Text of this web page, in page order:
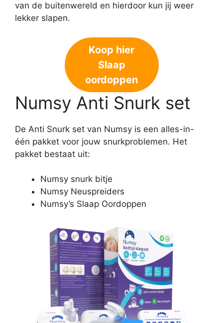
van de buitenwereld en hierdoor kun jij weer
lekker slapen.
Koop hier
Slaap
oordoppen
Numsy Anti Snurk set
De Anti Snurk set van Numsy is een alles-in-
één pakket voor jouw snurkproblemen. Het
pakket bestaat uit:
Numsy snurk bitje
Numsy Neuspreiders
Numsy’s Slaap Oordoppen